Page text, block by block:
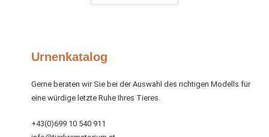
Urnenkatalog
Gerne beraten wir Sie bei der Auswahl des richtigen Modells für
eine würdige letzte Ruhe Ihres Tieres.
+43(0)699 10 540 911